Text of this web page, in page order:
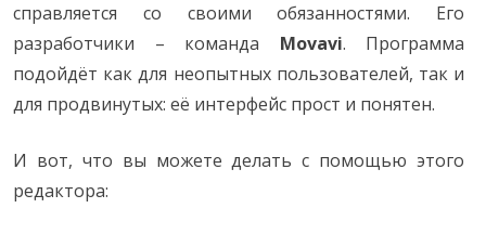
справляется со своими обязанностями. Его
разработчики – команда Movavi. Программа
подойдёт как для неопытных пользователей, так и
для продвинутых: её интерфейс прост и понятен.
И вот, что вы можете делать с помощью этого
редактора: